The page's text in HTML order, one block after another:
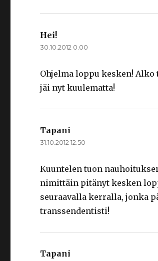
Hei!
30.10.2012 0.00
Ohjelma loppu kesken!
jäi nyt kuulematta!
Tapani
31.10.2012 12.50
Kuuntelen tuon
nimittäin pitänyt kesken
seuraavalla kerralla, jonka
transsendentisti!
Tapani